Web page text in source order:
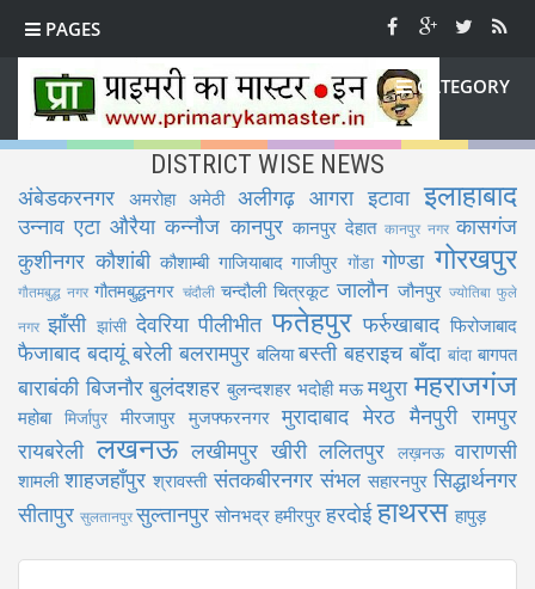
PAGES
CATEGORY
DISTRICT WISE NEWS
अंबेडकरनगर अमरोहा अमेठी अलीगढ़ आगरा इटावा इलाहाबाद
उन्नाव एटा औरैया कन्नौज कानपुर कानपुर देहात कानपुर नगर कासगंज
कुशीनगर कौशांबी कौशाम्बी गाजियाबाद गाजीपुर गोंडा गोण्डा गोरखपुर
गौतमबुद्ध नगर गौतमबुद्धनगर चंदौली चन्दौली चित्रकूट जालौन जौनपुर ज्योतिबा फुले
नगर झाँसी झांसी देवरिया पीलीभीत फतेहपुर फर्रुखाबाद फिरोजाबाद
फैजाबाद बदायूं बरेली बलरामपुर बलिया बस्ती बहराइच बाँदा बांदा बागपत
बाराबंकी बिजनौर बुलंदशहर बुलन्दशहर भदोही मऊ मथुरा महराजगंज
महोबा मिर्जापुर मीरजापुर मुजफ्फरनगर मुरादाबाद मेरठ मैनपुरी रामपुर
रायबरेली लखनऊ लखीमपुर खीरी ललितपुर लख़नऊ वाराणसी
शामली शाहजहाँपुर श्रावस्ती संतकबीरनगर संभल सहारनपुर सिद्धार्थनगर
सीतापुर सुलतानपुरसुल्तानपुर सोनभद्र हमीरपुर हरदोई हाथरस हापुड़